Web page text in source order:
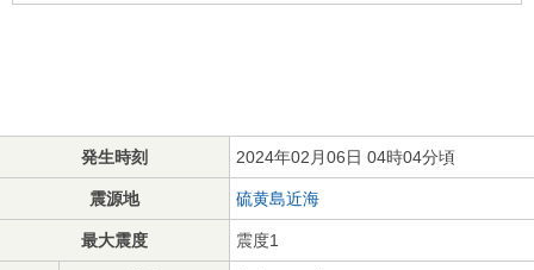
発生時刻 2024年02月06日 04時04分頃
震源地 硫黄島近海
最大震度 震度1